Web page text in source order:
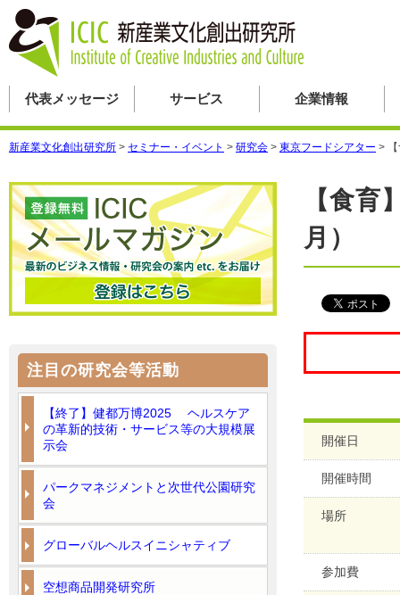
代表メッセージ サービス 企業情報
新産業文化創出研究所 > セミナー・イベント > 研究会 > 東京フードシアター >
【食
月）
開催日
開催時間
場所
参加費
注目の研究会等活動
【終了】健都万博2025 ヘルスケア
の革新的技術・サービス等の大規模展
示会
パークマネジメントと次世代公園研究
会
グローバルヘルスイニシャティブ
空想商品開発研究所